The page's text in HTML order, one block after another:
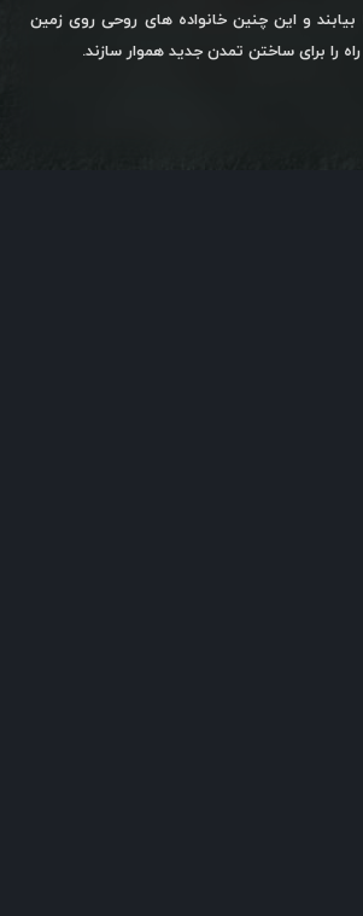
بیابند و این چنین خانواده های روحی روی زمین
را برای ساختن تمدن جدید هموار سازند.